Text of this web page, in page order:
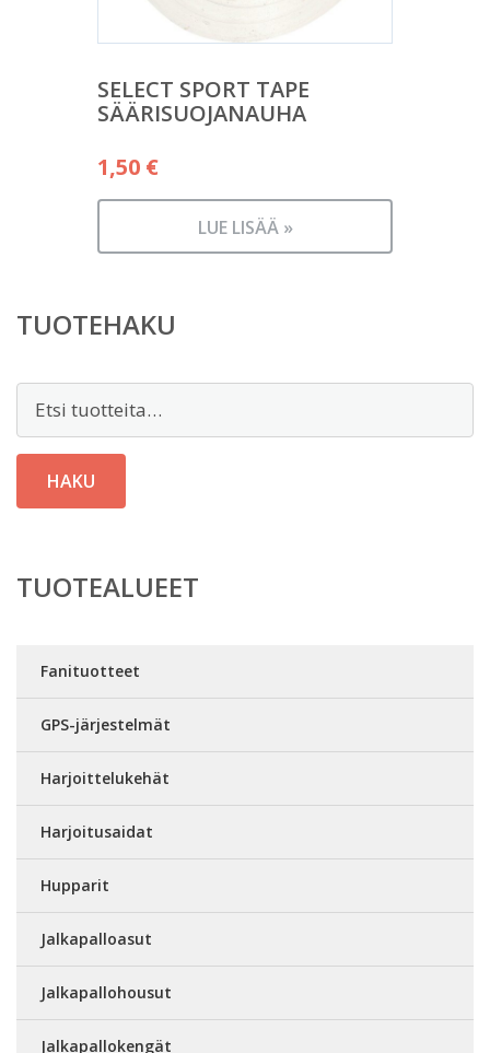
SELECT SPORT TAPE
SÄÄRISUOJANAUHA
1,50 €
LUE LISÄÄ »
TUOTEHAKU
Etsi:
HAKU
TUOTEALUEET
Fanituotteet
GPS-järjestelmät
Harjoittelukehät
Harjoitusaidat
Hupparit
Jalkapalloasut
Jalkapallohousut
Jalkapallokengät